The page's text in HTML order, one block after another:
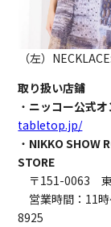
（左）
取り扱い店鋪
・ ニッコー公式
tabletop.jp/
・ NIKKO SHOW
STORE
〒151-0063 東
営業時間：11
8925